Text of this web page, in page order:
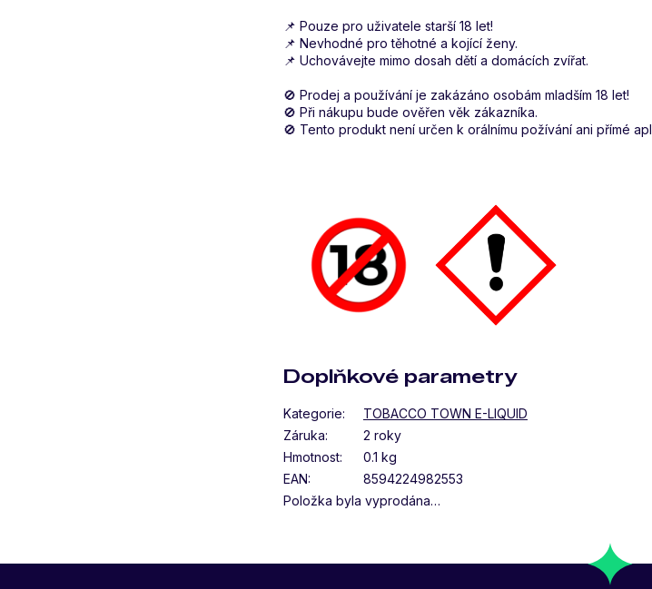
📌 Pouze pro uživatele starší 18 let!
📌 Nevhodné pro těhotné a kojící ženy.
📌 Uchovávejte mimo dosah dětí a domácích zvířat.
🚫 Prodej a používání je zakázáno osobám mladším 18 let!
🚫 Při nákupu bude ověřen věk zákazníka.
🚫 Tento produkt není určen k orálnímu požívání ani přímé
Doplňkové parametry
Kategorie:
TOBACCO TOWN E-LIQUID
Záruka:
2 roky
Hmotnost:
0.1 kg
EAN:
8594224982553
Položka byla vyprodána…